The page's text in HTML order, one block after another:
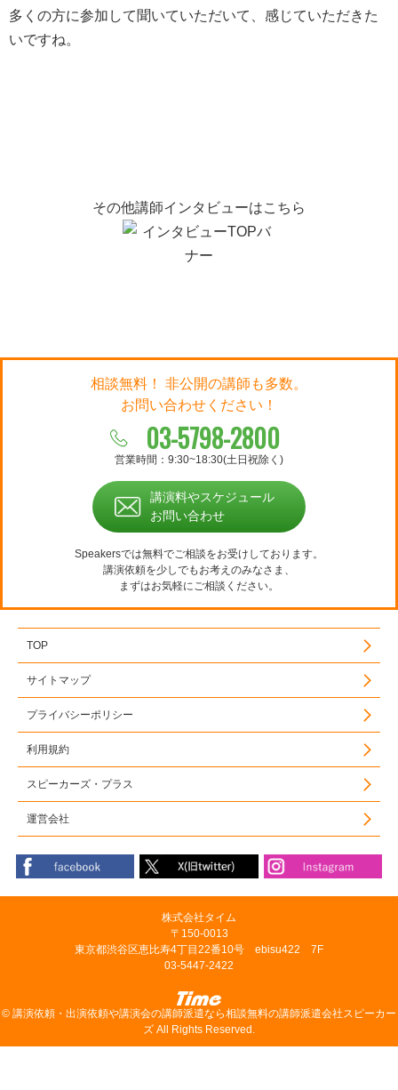
多くの方に参加して聞いていただいて、感じていただきた
いですね。
その他講師インタビューはこちら
相談無料！ 非公開の講師も多数。
お問い合わせください！
03-5798-2800
営業時間：9:30~18:30(土日祝除く)
講演料やスケジュール
お問い合わせ
Speakersでは無料でご相談をお受けしております。
講演依頼を少しでもお考えのみなさま、
まずはお気軽にご相談ください。
TOP
サイトマップ
プライバシーポリシー
利用規約
スピーカーズ・プラス
運営会社
株式会社タイム
〒150-0013
東京都渋谷区恵比寿4丁目22番10号 ebisu422 7F
03-5447-2422
© 講演依頼・出演依頼や講演会の講師派遣なら相談無料の講師派遣会社スピーカー
ズ All Rights Reserved.